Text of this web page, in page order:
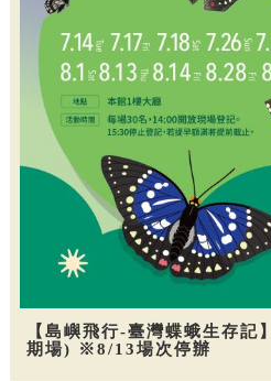
【島嶼飛行-臺灣蝶蛾生存記
期場) ※8/13場次停辦